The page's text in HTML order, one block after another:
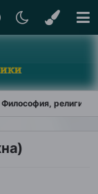
Философия, религия,